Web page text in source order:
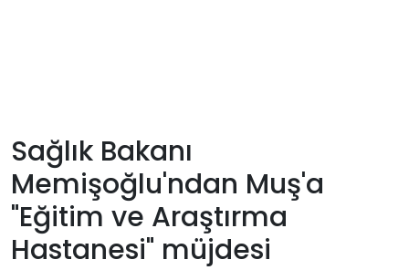
Künye
Giriş
Yap
Sağlık Bakanı
Memişoğlu'ndan Muş'a
"Eğitim ve Araştırma
Hastanesi" müjdesi